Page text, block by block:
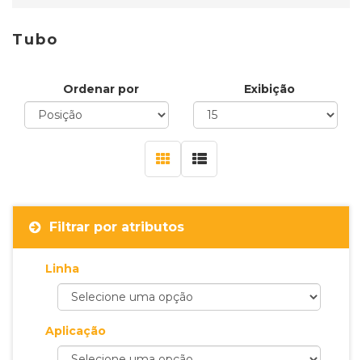
Tubo
Ordenar por Exibição
Filtrar por atributos
Linha
Aplicação